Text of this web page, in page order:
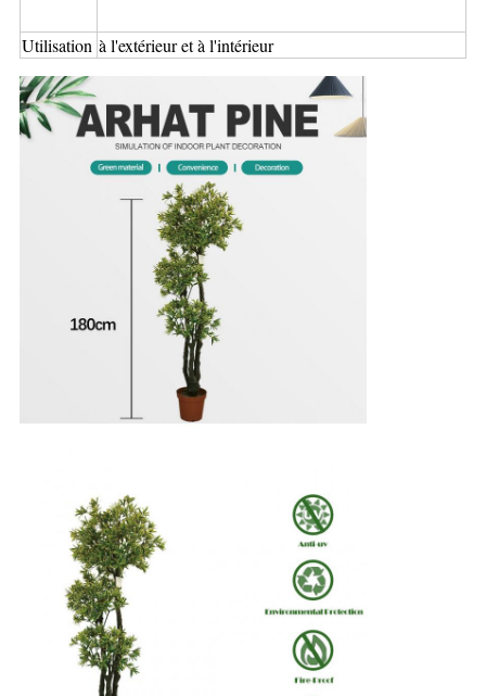
Utilisation à l'extérieur et à l'intérieur